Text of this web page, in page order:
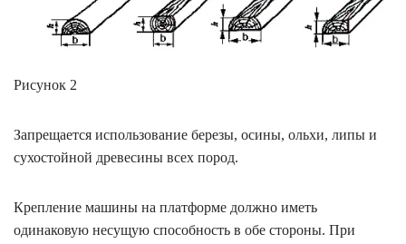
Рисунок 2
Запрещается использование березы, осины, ольхи, липы и
сухостойной древесины всех пород.
Крепление машины на платформе должно иметь
одинаковую несущую способность в обе стороны. При